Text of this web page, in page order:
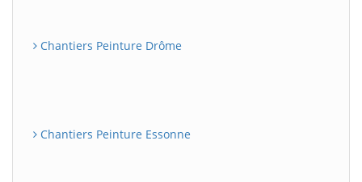
Chantiers Peinture Drôme
Chantiers Peinture Essonne